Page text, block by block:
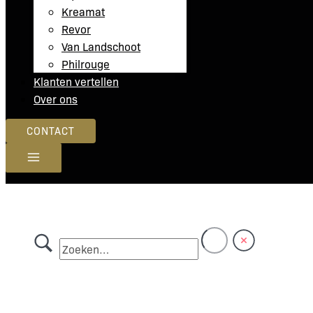
Kreamat
Revor
Van Landschoot
Philrouge
Klanten vertellen
Over ons
CONTACT